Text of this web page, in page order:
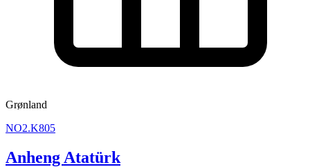
Grønland
NO2.K805
Anheng Atatürk